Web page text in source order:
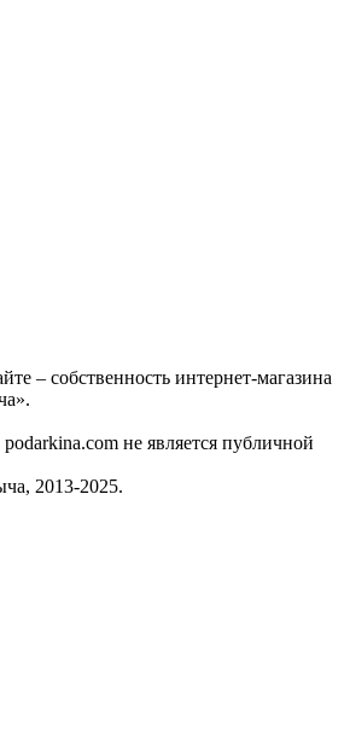
– собственность интернет-магазина
не является публичной
2013-2025.